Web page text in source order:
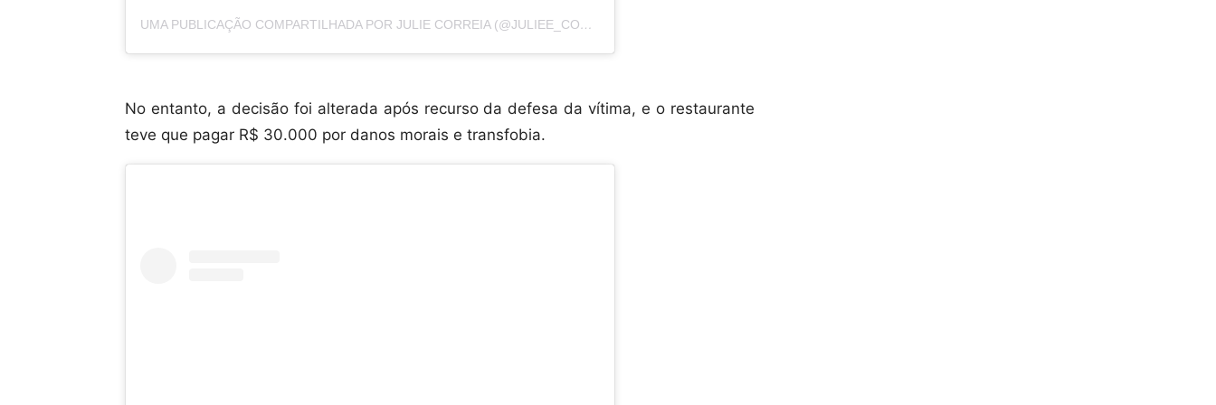
UMA PUBLICAÇÃO COMPARTILHADA POR JULIE CORREIA (@JULIEE_CORREIA)
No entanto, a decisão foi alterada após recurso da defesa da vítima, e o restaurante
teve que pagar R$ 30.000 por danos morais e transfobia.